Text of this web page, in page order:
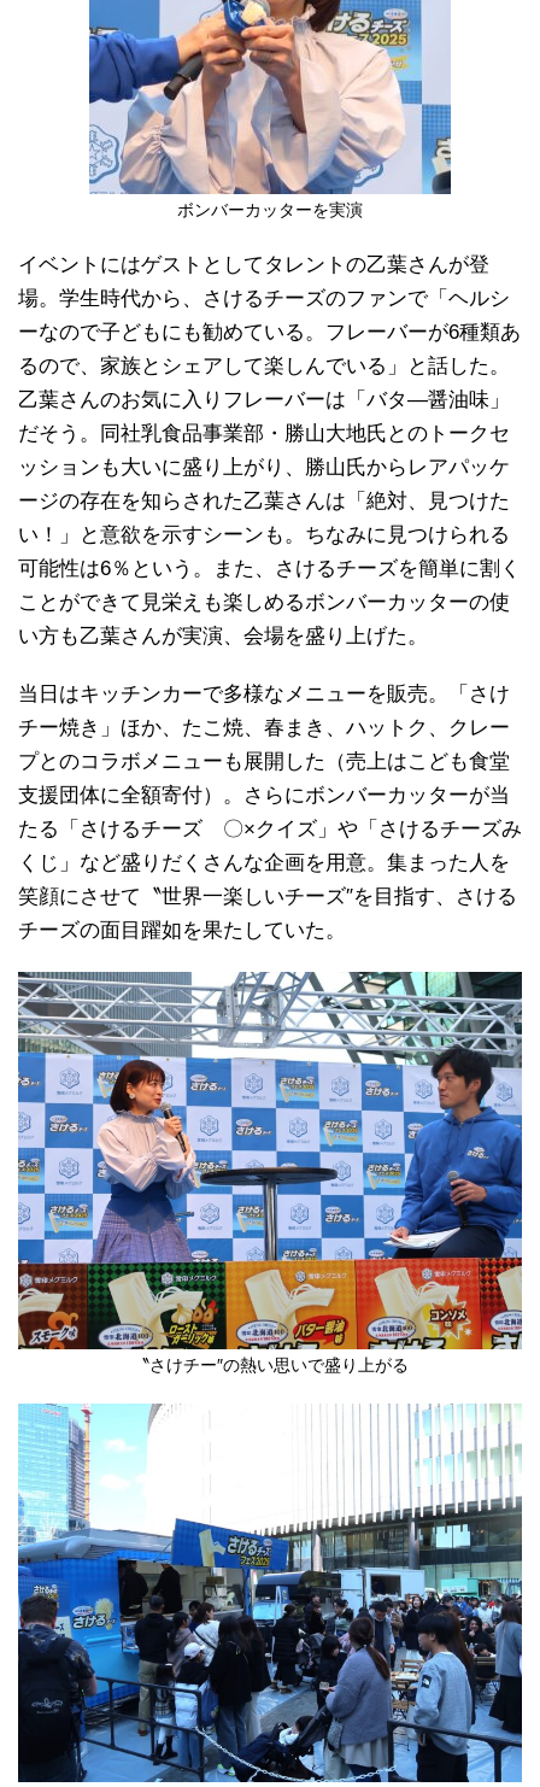
ボンバーカッターを実演
イベントにはゲストとしてタレントの乙葉さんが登
場。学生時代から、さけるチーズのファンで「ヘルシ
ーなので子どもにも勧めている。フレーバーが6種類あ
るので、家族とシェアして楽しんでいる」と話した。
乙葉さんのお気に入りフレーバーは「バタ―醤油味」
だそう。同社乳食品事業部・勝山大地氏とのトークセ
ッションも大いに盛り上がり、勝山氏からレアパッケ
ージの存在を知らされた乙葉さんは「絶対、見つけた
い！」と意欲を示すシーンも。ちなみに見つけられる
可能性は6％という。また、さけるチーズを簡単に割く
ことができて見栄えも楽しめるボンバーカッターの使
い方も乙葉さんが実演、会場を盛り上げた。
当日はキッチンカーで多様なメニューを販売。「さけ
チー焼き」ほか、たこ焼、春まき、ハットク、クレー
プとのコラボメニューも展開した（売上はこども食堂
支援団体に全額寄付）。さらにボンバーカッターが当
たる「さけるチーズ 〇×クイズ」や「さけるチーズみ
くじ」など盛りだくさんな企画を用意。集まった人を
笑顔にさせて〝世界一楽しいチーズ″を目指す、さける
チーズの面目躍如を果たしていた。
〝さけチー″の熱い思いで盛り上がる